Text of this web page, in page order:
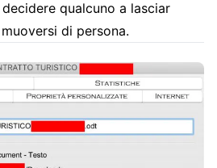
qualcuno a lasciar
di persona.